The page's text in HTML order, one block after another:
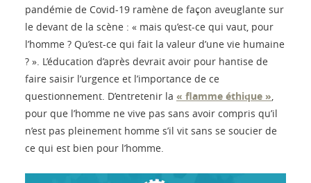
pandémie de Covid-19 ramène de façon aveuglante sur
le devant de la scène : « mais qu’est-ce qui vaut, pour
l’homme ? Qu’est-ce qui fait la valeur d’une vie humaine
? ». L’éducation d’après devrait avoir pour hantise de
faire saisir l’urgence et l’importance de ce
questionnement. D’entretenir la « flamme éthique »,
pour que l’homme ne vive pas sans avoir compris qu’il
n’est pas pleinement homme s’il vit sans se soucier de
ce qui est bien pour l’homme.